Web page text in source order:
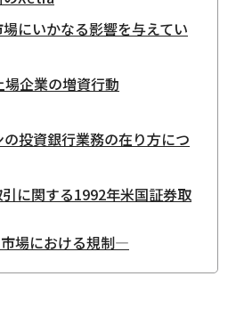
にいかなる影響を与えてい
企業の増資行動
投資銀行業務の在り方につ
に関する1992年米国証券取
場における規制―